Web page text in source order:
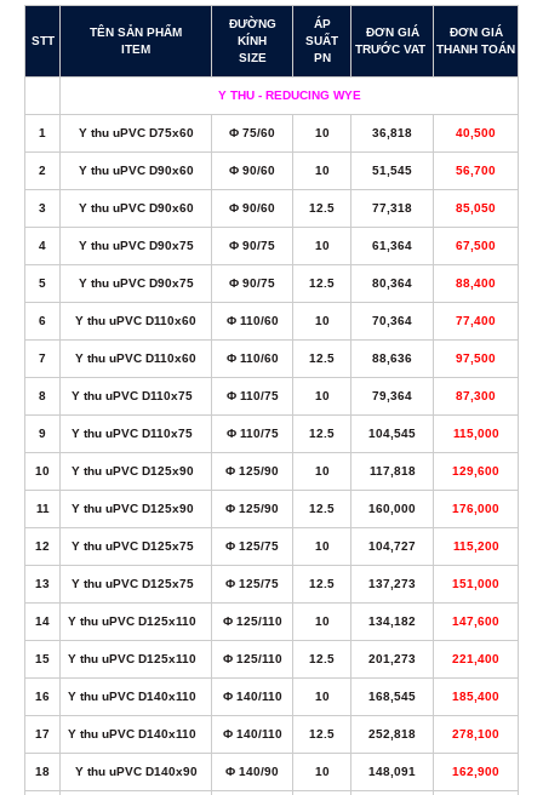
STT
TÊN SẢN PHẨM
ITEM
ĐƯỜNG
KÍNH
SIZE
ÁP
SUẤT
PN
ĐƠN GIÁ
TRƯỚC VAT
ĐƠN GIÁ
THANH TOÁN
Y THU - REDUCING WYE
1 Y thu uPVC D75x60 Φ 75/60 10 36,818 40,500
2 Y thu uPVC D90x60 Φ 90/60 10 51,545 56,700
3 Y thu uPVC D90x60 Φ 90/60 12.5 77,318 85,050
4 Y thu uPVC D90x75 Φ 90/75 10 61,364 67,500
5 Y thu uPVC D90x75 Φ 90/75 12.5 80,364 88,400
6 Y thu uPVC D110x60 Φ 110/60 10 70,364 77,400
7 Y thu uPVC D110x60 Φ 110/60 12.5 88,636 97,500
8 Y thu uPVC D110x75 Φ 110/75 10 79,364 87,300
9 Y thu uPVC D110x75 Φ 110/75 12.5 104,545 115,000
10 Y thu uPVC D125x90 Φ 125/90 10 117,818 129,600
11 Y thu uPVC D125x90 Φ 125/90 12.5 160,000 176,000
12 Y thu uPVC D125x75 Φ 125/75 10 104,727 115,200
13 Y thu uPVC D125x75 Φ 125/75 12.5 137,273 151,000
14 Y thu uPVC D125x110 Φ 125/110 10 134,182 147,600
15 Y thu uPVC D125x110 Φ 125/110 12.5 201,273 221,400
16 Y thu uPVC D140x110 Φ 140/110 10 168,545 185,400
17 Y thu uPVC D140x110 Φ 140/110 12.5 252,818 278,100
18 Y thu uPVC D140x90 Φ 140/90 10 148,091 162,900